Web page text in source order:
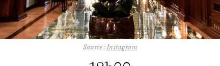
Source :Instagram